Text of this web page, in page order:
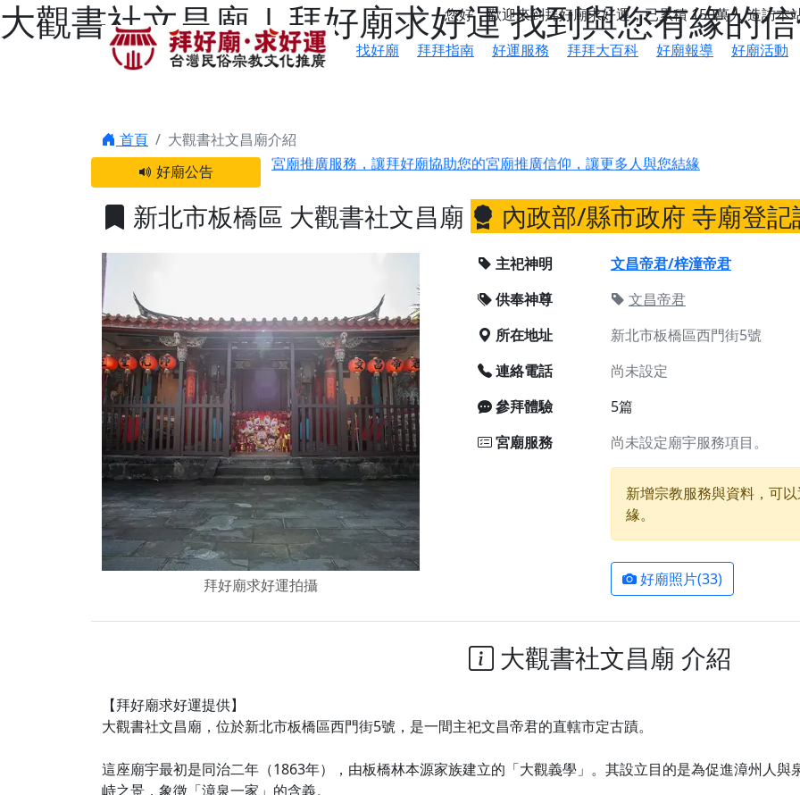
大觀書社文昌廟 | 拜好廟求好運 找到與您有緣的
您好，歡迎來到拜好廟求好運，已累積150萬人造訪本
找好廟
拜拜指南 好運服務 拜拜大百科 好廟報導 好廟活動
首頁
大觀書社文昌廟介紹
好廟公告
宮廟推廣服務，讓拜好廟協助您的宮廟推廣信仰，讓更多人與您結緣
之旅」！
【台北北投 唭哩岸慈生宮】慶讚中元普渡法會，誠摯邀請您一同參與，為自己與家
【屏東縣獅子鄉 楓港清華山聖天宮】驪山母娘聖誕暨中元普渡大法會，誠邀十方
【桃園市 桃園蓮華寺】盂蘭盆中元報恩法會，這場法會不只是超薦與普渡，更是
願平安順遂的慈悲心意。
【桃園龜山 慈恩宮】丙午年梁皇寶懺法會，一念虔誠禮寶懺，一分懺悔植福田，誠
【新北貢寮 南極玉明殿】中元普渡大法會，誠摯歡迎十方善信大德隨喜贊普，為
下善緣。
【桃園慈善宮(天公廟)】中元普渡交給專業的來，省時省力又積福！「玉皇大帝 大
是「超級加倍」！
【台北北投 福慶宮】慶讚中元普渡法會，誠摯邀請十方善信大德，一同回到北投土
【桃園龜山 慈恩宮】瑤池金母聖誕祝壽盛典，邀請十方善信大德蒞臨參香祝壽，同
【桃園龜山 慈恩宮】丙午年慶讚中元普渡法會，正是讓我們用善念與功德，迴向冥
【新北八里 紫德宮】丙午年中元普渡讚普超薦法會，普施眾生・慎終追遠・廣植福
歡迎友廟長官、小編加入我們LINE官方帳號，讓我們協助您的廟宇推廣。
新北市板橋區 大觀書社文昌廟 內政部/縣市政府 寺廟登記
拜好廟求好運拍攝
主祀神明
文昌帝君/梓潼帝君
供奉神尊
文昌帝君
所在地址
新北市板橋區西門街5號
連絡電話
尚未設定
參拜體驗
5篇
宮廟服務
尚未設定廟宇服務項目。
新增宗教服務與資料，可
緣。
好廟照片(33)
大觀書社文昌廟 介紹
【拜好廟求好運提供】
大觀書社文昌廟，位於新北市板橋區西門街5號，是一間主祀文昌帝君的直轄市定古蹟。
這座廟宇最初是同治二年（1863年），由板橋林本源家族建立的「大觀義學」。其設立目的是為促進漳州人
峙之景，象徵「漳泉一家」的含義。